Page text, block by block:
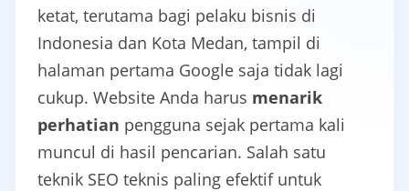
ketat, terutama bagi pelaku bisnis di
Indonesia dan Kota Medan, tampil di
halaman pertama Google saja tidak lagi
cukup. Website Anda harus menarik
perhatian pengguna sejak pertama kali
muncul di hasil pencarian. Salah satu
teknik SEO teknis paling efektif untuk